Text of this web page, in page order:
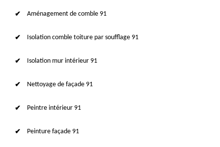
Aménagement de comble 91
Isolation comble toiture par soufflage 91
Isolation mur intérieur 91
Nettoyage de façade 91
Peintre intérieur 91
Peinture façade 91